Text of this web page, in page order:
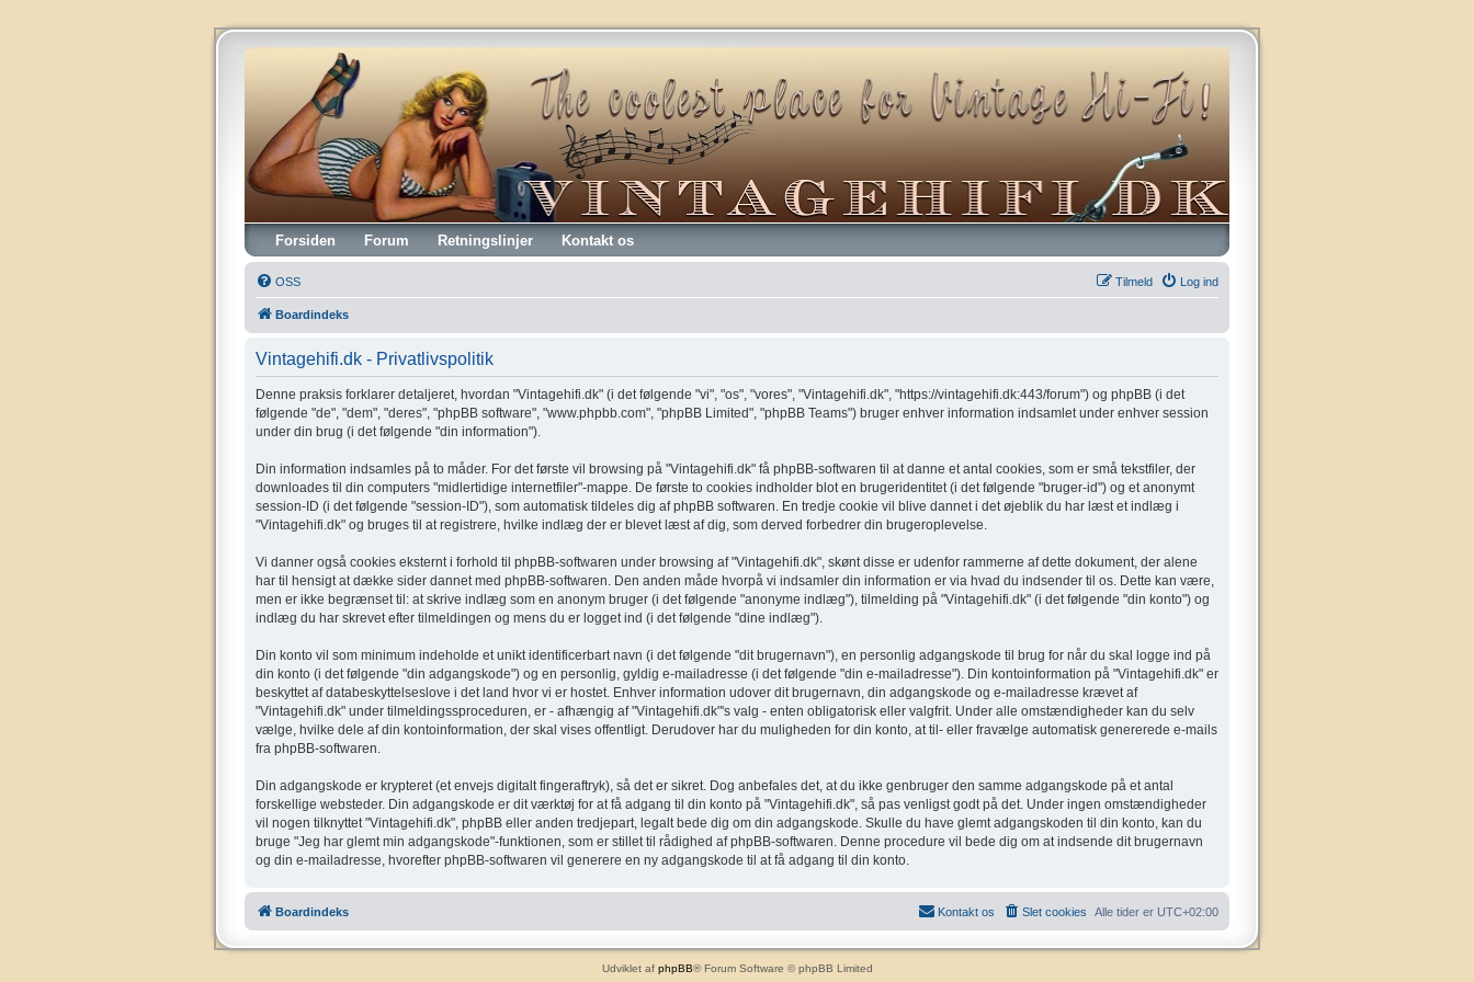
Vintagehifi.dk
Forsiden Forum Retningslinjer Kontakt os
OSS Log ind
Tilmeld
Boardindeks
Vintagehifi.dk - Privatlivspolitik
Denne praksis forklarer detaljeret, hvordan "Vintagehifi.dk" (i det følgende "vi", "os", "vores", "Vintagehifi.dk", "https://vintagehifi.dk:443/forum") og phpBB (i det
følgende "de", "dem", "deres", "phpBB software", "www.phpbb.com", "phpBB Limited", "phpBB Teams") bruger enhver information indsamlet under enhver session
under din brug (i det følgende "din information").
Din information indsamles på to måder. For det første vil browsing på "Vintagehifi.dk" få phpBB-softwaren til at danne et antal cookies, som er små tekstfiler, der
downloades til din computers "midlertidige internetfiler"-mappe. De første to cookies indholder blot en brugeridentitet (i det følgende "bruger-id") og et anonymt
session-ID (i det følgende "session-ID"), som automatisk tildeles dig af phpBB softwaren. En tredje cookie vil blive dannet i det øjeblik du har læst et indlæg i
"Vintagehifi.dk" og bruges til at registrere, hvilke indlæg der er blevet læst af dig, som derved forbedrer din brugeroplevelse.
Vi danner også cookies eksternt i forhold til phpBB-softwaren under browsing af "Vintagehifi.dk", skønt disse er udenfor rammerne af dette dokument, der alene
har til hensigt at dække sider dannet med phpBB-softwaren. Den anden måde hvorpå vi indsamler din information er via hvad du indsender til os. Dette kan være,
men er ikke begrænset til: at skrive indlæg som en anonym bruger (i det følgende "anonyme indlæg"), tilmelding på "Vintagehifi.dk" (i det følgende "din konto") og
indlæg du har skrevet efter tilmeldingen og mens du er logget ind (i det følgende "dine indlæg").
Din konto vil som minimum indeholde et unikt identificerbart navn (i det følgende "dit brugernavn"), en personlig adgangskode til brug for når du skal logge ind på
din konto (i det følgende "din adgangskode") og en personlig, gyldig e-mailadresse (i det følgende "din e-mailadresse"). Din kontoinformation på "Vintagehifi.dk" er
beskyttet af databeskyttelseslove i det land hvor vi er hostet. Enhver information udover dit brugernavn, din adgangskode og e-mailadresse krævet af
"Vintagehifi.dk" under tilmeldingssproceduren, er - afhængig af "Vintagehifi.dk"'s valg - enten obligatorisk eller valgfrit. Under alle omstændigheder kan du selv
vælge, hvilke dele af din kontoinformation, der skal vises offentligt. Derudover har du muligheden for din konto, at til- eller fravælge automatisk genererede e-mails
fra phpBB-softwaren.
Din adgangskode er krypteret (et envejs digitalt fingeraftryk), så det er sikret. Dog anbefales det, at du ikke genbruger den samme adgangskode på et antal
forskellige websteder. Din adgangskode er dit værktøj for at få adgang til din konto på "Vintagehifi.dk", så pas venligst godt på det. Under ingen omstændigheder
vil nogen tilknyttet "Vintagehifi.dk", phpBB eller anden tredjepart, legalt bede dig om din adgangskode. Skulle du have glemt adgangskoden til din konto, kan du
bruge "Jeg har glemt min adgangskode"-funktionen, som er stillet til rådighed af phpBB-softwaren. Denne procedure vil bede dig om at indsende dit brugernavn
og din e-mailadresse, hvorefter phpBB-softwaren vil generere en ny adgangskode til at få adgang til din konto.
Boardindeks Alle tider er UTC+02:00
Slet cookies
Kontakt os
Udviklet af phpBB® Forum Software © phpBB Limited